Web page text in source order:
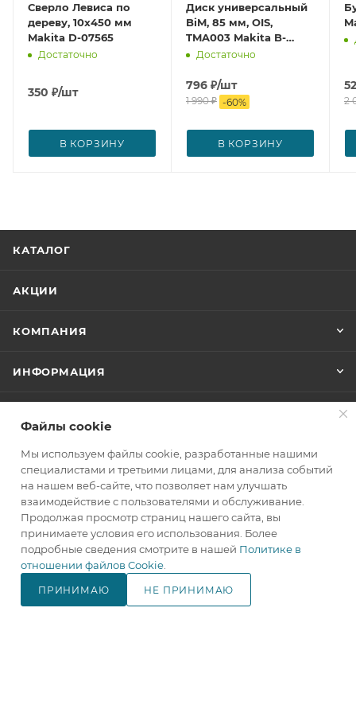
В КОРЗИНУ
Сверло Левиса по
дереву, 10x450 мм
Makita D-07565
Достаточно
350 ₽/шт
В КОРЗИНУ
Диск универсальный
BiM, 85 мм, OIS,
TMA003 Makita B-
21294
Достаточно
796 ₽/шт
1 990₽ -60%
В КОРЗИНУ
2
КАТАЛОГ
АКЦИИ
КОМПАНИЯ
ИНФОРМАЦИЯ
+7(800)707-67-25
ЗАКАЗАТЬ ЗВОНОК
info@makita.one
105122, г. Москва, м. Черкизовская
(МЦК Локомотив), Щелковское
шоссе дом 3, стр. 1, ТЦ "Город
Хобби", корпус Б, 4 этаж, павильон
Файлы cookie
Мы используем файлы cookie, разработанные нашими
специалистами и третьими лицами, для анализа событий
на нашем веб-сайте, что позволяет нам улучшать
взаимодействие с пользователями и обслуживание.
Продолжая просмотр страниц нашего сайта, вы
принимаете условия его использования. Более
подробные сведения смотрите в нашей Политике в
отношении файлов Cookie
ПРИНИМАЮ НЕ ПРИНИМАЮ